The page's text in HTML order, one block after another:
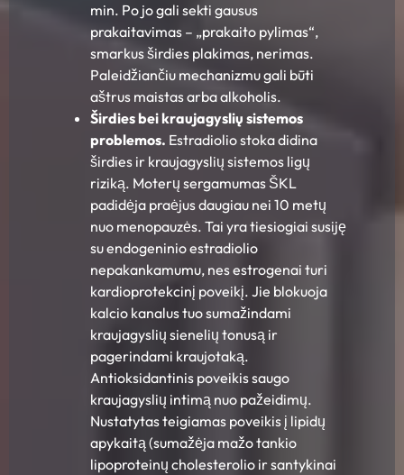
min. Po jo gali sekti gausus
prakaitavimas – „prakaito pylimas“,
smarkus širdies plakimas, nerimas.
Paleidžiančiu mechanizmu gali būti
aštrus maistas arba alkoholis.
Širdies bei kraujagyslių sistemos
problemos. Estradiolio stoka didina
širdies ir kraujagyslių sistemos ligų
riziką. Moterų sergamumas ŠKL
padidėja praėjus daugiau nei 10 metų
nuo menopauzės. Tai yra tiesiogiai susiję
su endogeninio estradiolio
nepakankamumu, nes estrogenai turi
kardioprotekcinį poveikį. Jie blokuoja
kalcio kanalus tuo sumažindami
kraujagyslių sienelių tonusą ir
pagerindami kraujotaką.
Antioksidantinis poveikis saugo
kraujagyslių intimą nuo pažeidimų.
Nustatytas teigiamas poveikis į lipidų
apykaitą (sumažėja mažo tankio
lipoproteinų cholesterolio ir santykinai